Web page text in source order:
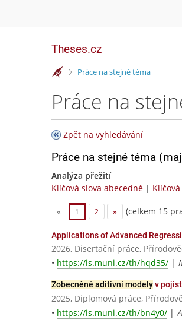
Theses.cz
>Práce na stejné téma
Práce na
Zpět na vyhledávání
Práce na stejné téma
Analýza přežití
Klíčová slova abecedně |
« 1 2 » (celkem 15
Applications of Advanced
2026, Disertační práce,
• https://is.muni.cz/th/hqd35/ |
Zobecněné aditivní modelyv
2025, Diplomová práce,
• https://is.muni.cz/th/bn4y0/ |